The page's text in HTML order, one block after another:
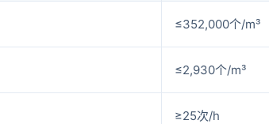
≤352,000个/m³
≤2,930个/m³
≥25次/h